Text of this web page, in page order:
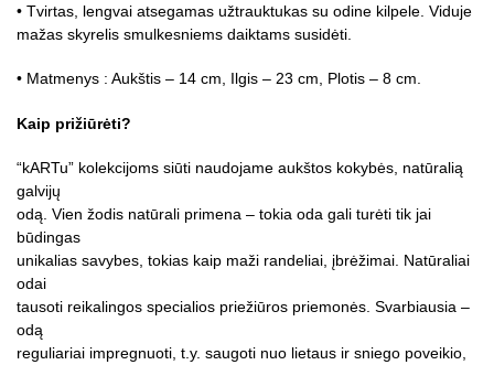
• Tvirtas, lengvai atsegamas užtrauktukas su odine kilpele. Viduje
mažas skyrelis smulkesniems daiktams susidėti.
• Matmenys : Aukštis – 14 cm, Ilgis – 23 cm, Plotis – 8 cm.
Kaip prižiūrėti?
“kARTu” kolekcijoms siūti naudojame aukštos kokybės, natūralią
galvijų
odą. Vien žodis natūrali primena – tokia oda gali turėti tik jai
būdingas
unikalias savybes, tokias kaip maži randeliai, įbrėžimai. Natūraliai
odai
tausoti reikalingos specialios priežiūros priemonės. Svarbiausia –
odą
reguliariai impregnuoti, t.y. saugoti nuo lietaus ir sniego poveikio,